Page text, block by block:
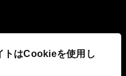
トはCookieを使用し